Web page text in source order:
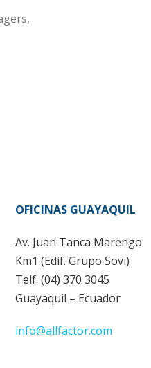
OFICINAS GUAYAQUIL
Av. Juan Tanca Marengo
Km1 (Edif. Grupo Sovi)
Telf. (04) 370 3045
Guayaquil – Ecuador
info@allfactor.com